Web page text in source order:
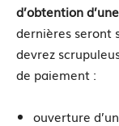
d’obtention
dernières seront
devrez
de paiement :
ouverture